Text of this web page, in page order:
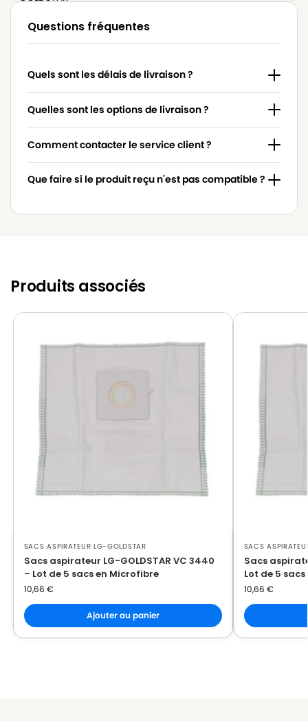
LG-
LG-GOLDSTAR 4200 (PASSION)
GOLDSTAR
LG-GOLDSTAR 5000 (PASSION)
LG-
GOLDSTAR
LG-GOLDSTAR BASIC (Série)
LG-
GOLDSTAR
LG-GOLDSTAR BONN (Série)
LG-
GOLDSTAR
LG-GOLDSTAR FVD 370
LG-GOLDSTAR PASSION (Série)
GOLDSTAR
LG-GOLDSTAR PASSION 3500
GOLDSTAR
LG-GOLDSTAR PASSION 3544
GOLDSTAR
LG-GOLDSTAR PASSION 3800
LG-
GOLDSTAR
LG-GOLDSTAR PASSION 4200
LG-
GOLDSTAR
LG-GOLDSTAR REY (Série)
Questions fréquentes
Quels sont les délais de livraison ?
Quelles sont les options de livraison ?
Comment contacter le service client ?
Que faire si le produit reçu n'est pas compatible ?
Produits associés
SACS ASPIRATEUR LG-GOLDSTAR
Sacs aspirateur LG-GOLDSTAR VC 3440
– Lot de 5 sacs en Microfibre
10,66 €
Ajouter au panier
SACS
Sacs
Lot de 5
10,66 €